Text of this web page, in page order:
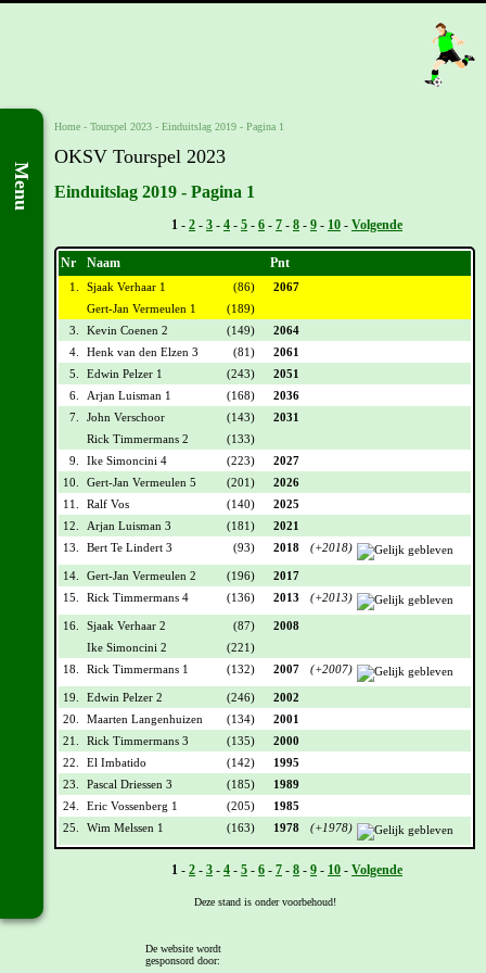
Menu
Home - Tourspel 2023 - Einduitslag 2019 - Pagina 1
OKSV Tourspel 2023
Einduitslag 2019 - Pagina 1
1 - 2 - 3 - 4 - 5 - 6 - 7 - 8 - 9 - 10 - Volgende
Nr Naam Pnt
1. Sjaak Verhaar 1 (86)
2067
Gert-Jan Vermeulen 1
(189)
3.
Kevin Coenen 2 (149)
2064
4.
Henk van den Elzen 3 (81)
2061
5.
Edwin Pelzer 1 (243)
2051
6.
Arjan Luisman 1 (168)
2036
7.
John Verschoor (143)
2031
Rick Timmermans 2
(133)
9.
Ike Simoncini 4 (223)
2027
10.
Gert-Jan Vermeulen 5 (201)
2026
11.
Ralf Vos (140)
2025
12.
Arjan Luisman 3 (181)
2021
13.
Bert Te Lindert 3 (93) 2018 (+2018)
14. Gert-Jan Vermeulen 2 (196)
2017
15.
Rick Timmermans 4 (136) 2013 (+2013)
16. Sjaak Verhaar 2 (87)
2008
Ike Simoncini 2
(221)
18.
Rick Timmermans 1 (132) 2007 (+2007)
19. Edwin Pelzer 2 (246)
2002
20.
Maarten Langenhuizen (134)
2001
21.
Rick Timmermans 3 (135)
2000
22.
El Imbatido (142)
1995
23.
Pascal Driessen 3 (185)
1989
24.
Eric Vossenberg 1 (205)
1985
25.
Wim Melssen 1 (163) 1978 (+1978)
1 - 2 - 3 - 4 - 5 - 6 - 7 - 8 - 9 - 10 - Volgende
Deze stand is onder voorbehoud!
De website wordt
gesponsord door: